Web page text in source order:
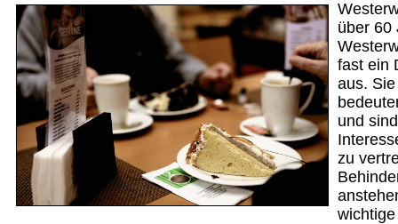
über 60
fast ein
aus.
und
zu